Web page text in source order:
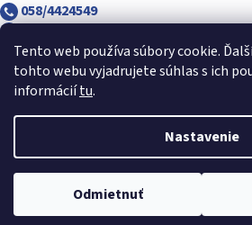
Tento web používa súbory cookie.
tohto webu vyjadrujete súhlas s ich
informáciítu.
Nastavenie
Odmietnuť
058/4424549
revuca@majsterpapier.sk
Vytvoril
Copyright 2026Majsterpapier.sk .